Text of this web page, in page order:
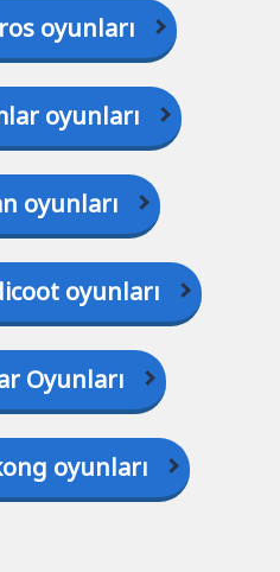
oyunları
oyunları
oyunları
oyunları
Oyunları
oyunları